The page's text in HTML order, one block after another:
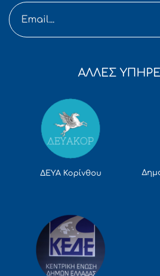
ΑΛΛΕΣ
ΔΕΥΑ Κορίνθου